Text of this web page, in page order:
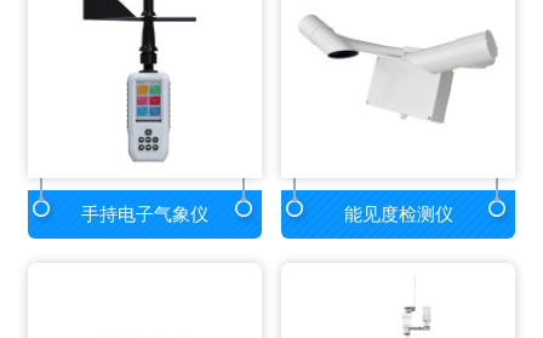
手持电子气象仪 能见度检测仪